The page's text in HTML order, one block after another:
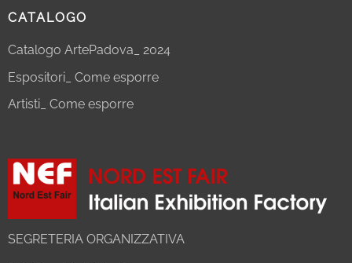
CATALOGO
Catalogo ArtePadova_ 2024
Espositori_ Come esporre
Artisti_ Come esporre
SEGRETERIA ORGANIZZATIVA